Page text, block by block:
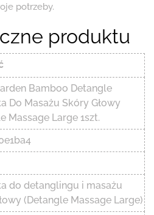
potrzeby.
produktu
Bamboo Detangle
Do Masażu Skóry Głowy
Massage Large 1szt.
do detanglingu i masażu
(Detangle Massage Large)